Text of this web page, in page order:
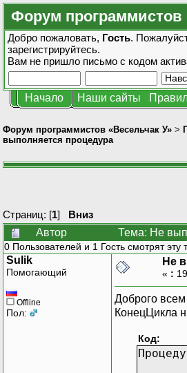
Форум программистов
Добро пожаловать, Гость.
зарегистрируйтесь.
Вам не пришло письмо с кодом
Начало Наши сайты
Форум программистов «Весельчак У» >
выполняется процедура
Страниц: [1] Вниз
Автор
Тема: Не
0 Пользователей и 1 Гость смотрят эту
Sulik
Помогающий
Offline
Пол:
Не
« :
Доброго
КонецЦикла
Код: